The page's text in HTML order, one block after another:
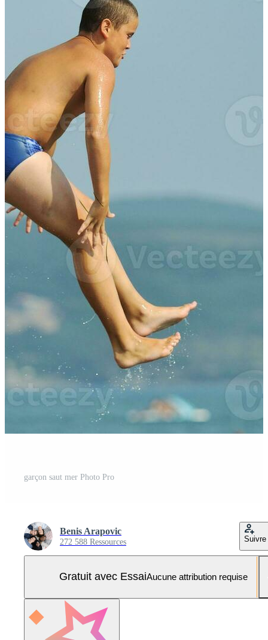
garçon saut mer Photo Pro
Benis Arapovic
272 588 Ressources Suivre
Gratuit avec EssaiAucune attribution requise